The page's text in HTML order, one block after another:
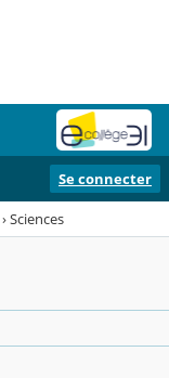
Se connecter
›Sciences